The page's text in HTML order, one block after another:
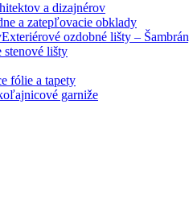
a dizajnérov
a zatepľovacie obklady
Exteriérové ozdobné lišty –
stenové lišty
fólie a tapety
garniže